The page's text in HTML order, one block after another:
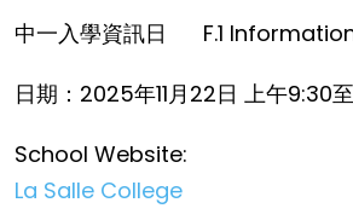
中一入學資訊日
F.1
日期：2025年11月22日 上午9:30至
School Website:
La Salle College